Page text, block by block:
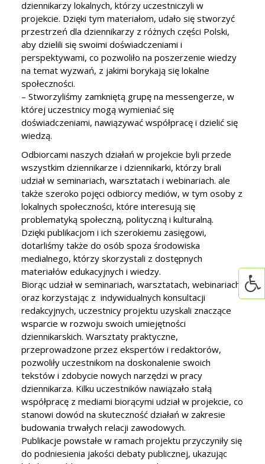
dziennikarzy lokalnych, którzy uczestniczyli w
projekcie. Dzięki tym materiałom, udało się stworzyć
przestrzeń dla dziennikarzy z różnych części Polski,
aby dzielili się swoimi doświadczeniami i
perspektywami, co pozwoliło na poszerzenie wiedzy
na temat wyzwań, z jakimi borykają się lokalne
społeczności.
– Stworzyliśmy zamkniętą grupę na messengerze, w
której uczestnicy mogą wymieniać się
doświadczeniami, nawiązywać współpracę i dzielić się
wiedzą.
Odbiorcami naszych działań w projekcie byli przede
wszystkim dziennikarze i dziennikarki, którzy brali
udział w seminariach, warsztatach i webinariach. ale
także szeroko pojęci odbiorcy mediów, w tym osoby z
lokalnych społeczności, które interesują się
problematyką społeczną, polityczną i kulturalną.
Dzięki publikacjom i ich szerokiemu zasięgowi,
dotarliśmy także do osób spoza środowiska
medialnego, którzy skorzystali z dostępnych
materiałów edukacyjnych i wiedzy.
Biorąc udział w seminariach, warsztatach, webinariach
oraz korzystając z indywidualnych konsultacji
redakcyjnych, uczestnicy projektu uzyskali znaczące
wsparcie w rozwoju swoich umiejętności
dziennikarskich. Warsztaty praktyczne,
przeprowadzone przez ekspertów i redaktorów,
pozwoliły uczestnikom na doskonalenie swoich
tekstów i zdobycie nowych narzędzi w pracy
dziennikarza. Kilku uczestników nawiązało stałą
współpracę z mediami biorącymi udział w projekcie, co
stanowi dowód na skuteczność działań w zakresie
budowania trwałych relacji zawodowych.
Publikacje powstałe w ramach projektu przyczyniły się
do podniesienia jakości debaty publicznej, ukazując